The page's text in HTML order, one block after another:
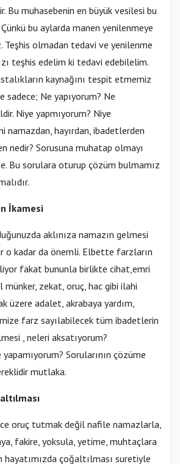
Bu muhasebenin en büyük vesilesi bu
bu aylarda manen yenilenmeye
Teşhis olmadan tedavi ve yenilenme
teşhis edelim ki tedavi edebilelim.
kaynağını tespit etmemiz
sadece; Ne yapıyorum? Ne
Niye yapmıyorum? Niye
namazdan, hayırdan, ibadetlerden
nedir? Sorusuna muhatap olmayı
Bu sorulara oturup çözüm bulmamız
İkamesi
aklınıza namazın gelmesi
o kadar da önemli. Elbette farzların
fakat bununla birlikte cihat,emri
zekat, oruç, hac gibi ilahi
üzere adalet, akrabaya yardım,
farz sayılabilecek tüm ibadetlerin
, neleri aksatıyorum?
Sorularının çözüme
mutlaka.
oruç tutmak değil nafile namazlarla,
fakire, yoksula, yetime, muhtaçlara
çoğaltılması suretiyle